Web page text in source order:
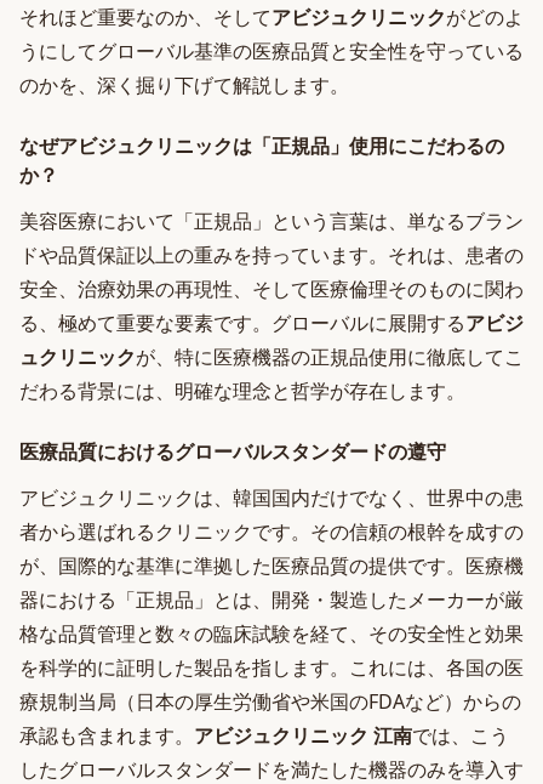
それほど重要なのか、そしてアビジュクリニックがどのよ
うにしてグローバル基準の医療品質と安全性を守っている
のかを、深く掘り下げて解説します。
なぜアビジュクリニックは「正規品」使用にこだわるの
か？
美容医療において「正規品」という言葉は、単なるブラン
ドや品質保証以上の重みを持っています。それは、患者の
安全、治療効果の再現性、そして医療倫理そのものに関わ
る、極めて重要な要素です。グローバルに展開するアビジ
ュクリニックが、特に医療機器の正規品使用に徹底してこ
だわる背景には、明確な理念と哲学が存在します。
医療品質におけるグローバルスタンダードの遵守
アビジュクリニックは、韓国国内だけでなく、世界中の患
者から選ばれるクリニックです。その信頼の根幹を成すの
が、国際的な基準に準拠した医療品質の提供です。医療機
器における「正規品」とは、開発・製造したメーカーが厳
格な品質管理と数々の臨床試験を経て、その安全性と効果
を科学的に証明した製品を指します。これには、各国の医
療規制当局（日本の厚生労働省や米国のFDAなど）からの
承認も含まれます。 アビジュクリニック 江南では、こう
したグローバルスタンダードを満たした機器のみを導入す